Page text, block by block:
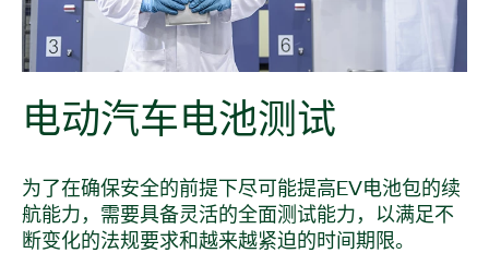
电动汽车电池测试
为了在确保安全的前提下尽可能提高EV电池包的续
航能力，需要具备灵活的全面测试能力，以满足不
断变化的法规要求和越来越紧迫的时间期限。